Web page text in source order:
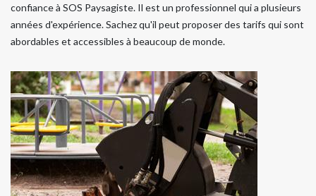
confiance à SOS Paysagiste. Il est un professionnel qui a plusieurs
années d'expérience. Sachez qu'il peut proposer des tarifs qui sont
abordables et accessibles à beaucoup de monde.